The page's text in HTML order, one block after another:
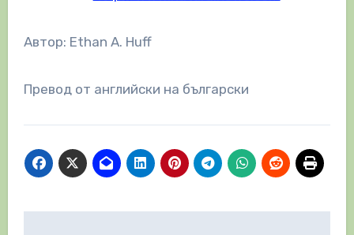
Автор: Ethan A. Huff
Превод от английски на български